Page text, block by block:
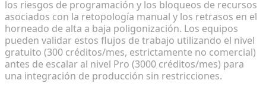
los riesgos de programación y los bloqueos de recursos
asociados con la retopología manual y los retrasos en el
horneado de alta a baja poligonización. Los equipos
pueden validar estos flujos de trabajo utilizando el nivel
gratuito (300 créditos/mes, estrictamente no comercial)
antes de escalar al nivel Pro (3000 créditos/mes) para
una integración de producción sin restricciones.